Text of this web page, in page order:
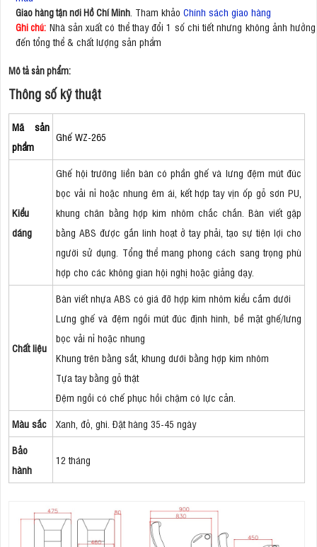
Giao hàng tận nơi Hồ Chí Minh . Tham khảo Chính sách giao hàng
Ghi chú: Nhà sản xuất có thể thay đổi 1 số chi tiết nhưng không ảnh hưởng
đến tổng thể & chất lượng sản phẩm
Mô tả sản phẩm:
Thông số kỹ thuật
Mã sản
phẩm
Ghế WZ-265
Kiểu
dáng
Ghế hội trường liền bàn có phần ghế và lưng đệm mút đúc
bọc vải nỉ hoặc nhung êm ái, kết hợp tay vịn ốp gỗ sơn PU,
khung chân bằng hợp kim nhôm chắc chắn. Bàn viết gập
bằng ABS được gắn linh hoạt ở tay phải, tạo sự tiện lợi cho
người sử dụng. Tổng thể mang phong cách sang trọng phù
hợp cho các không gian hội nghị hoặc giảng dạy.
Chất liệu
Bàn viết nhựa ABS có giá đỡ hợp kim nhôm kiểu cắm dưới
Lưng ghế và đệm ngồi mút đúc định hình, bề mặt ghế/lưng
bọc vải nỉ hoặc nhung
Khung trên bằng sắt, khung dưới bằng hợp kim nhôm
Tựa tay bằng gỗ thật
Đệm ngồi có chế phục hồi chậm có lực cản.
Màu sắc
Xanh, đỏ, ghi. Đặt hàng 35-45 ngày
Bảo
hành
12 tháng